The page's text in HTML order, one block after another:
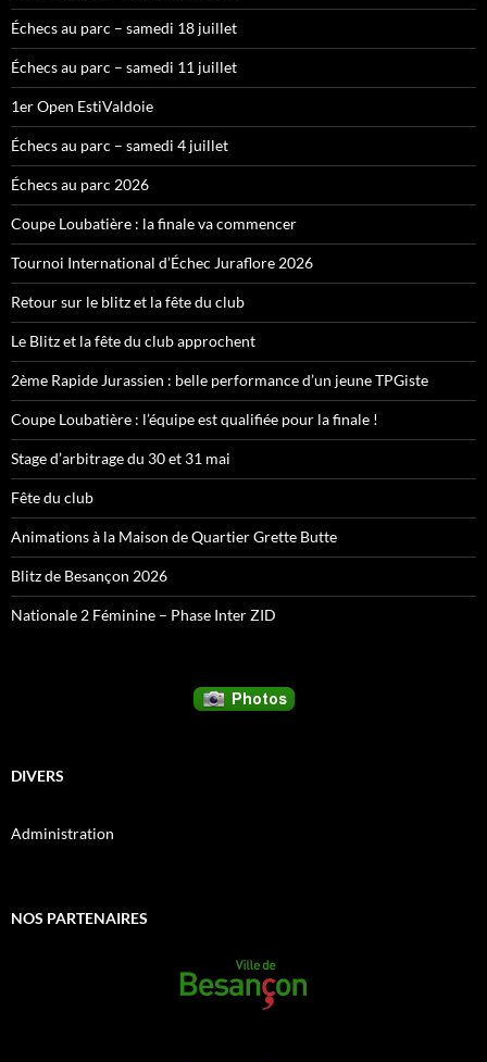
Échecs au parc – samedi 18 juillet
Échecs au parc – samedi 11 juillet
1er Open EstiValdoie
Échecs au parc – samedi 4 juillet
Échecs au parc 2026
Coupe Loubatière : la finale va commencer
Tournoi International d’Échec Juraflore 2026
Retour sur le blitz et la fête du club
Le Blitz et la fête du club approchent
2ème Rapide Jurassien : belle performance d’un jeune TPGiste
Coupe Loubatière : l’équipe est qualifiée pour la finale !
Stage d’arbitrage du 30 et 31 mai
Fête du club
Animations à la Maison de Quartier Grette Butte
Blitz de Besançon 2026
Nationale 2 Féminine – Phase Inter ZID
DIVERS
Administration
NOS PARTENAIRES